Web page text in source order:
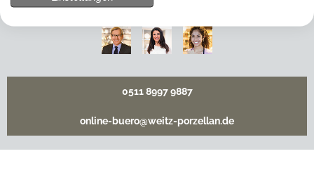
0511 8997 9887
online-buero@weitz-porzellan.de